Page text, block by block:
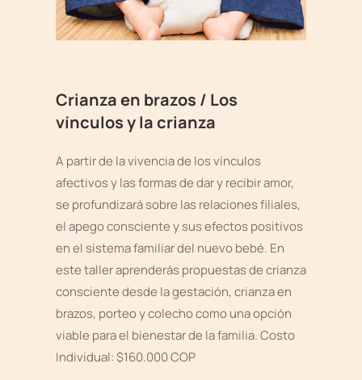
Crianza en brazos / Los
vínculos y la crianza
A partir de la vivencia de los vínculos
afectivos y las formas de dar y recibir amor,
se profundizará sobre las relaciones filiales,
el apego consciente y sus efectos positivos
en el sistema familiar del nuevo bebé. En
este taller aprenderás propuestas de crianza
consciente desde la gestación, crianza en
brazos, porteo y colecho como una opción
viable para el bienestar de la familia. Costo
Individual: $160.000 COP